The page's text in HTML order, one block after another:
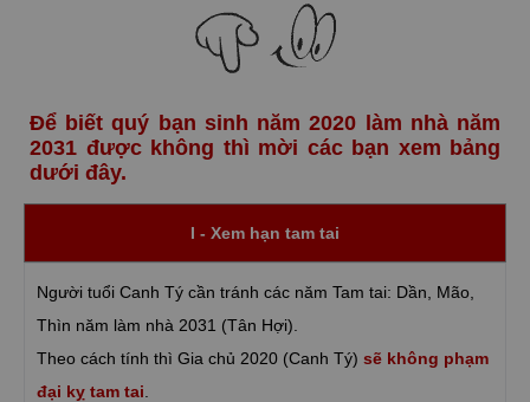
Để biết quý bạn sinh năm 2020 làm nhà năm
2031 được không thì mời các bạn xem bảng
dưới đây.
I - Xem hạn tam tai
Người tuổi Canh Tý cần tránh các năm Tam tai: Dần, Mão,
Thìn năm làm nhà 2031 (Tân Hợi).
Theo cách tính thì Gia chủ 2020 (Canh Tý) sẽ không phạm
đại kỵ tam tai